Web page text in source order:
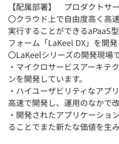
【配属部署】 プロダクトサ
〇クラウド上で自由度高く高
実行することができるaPaaS
フォーム「LaKeel DX」を開発
〇LaKeelシリーズの開発現場で
・マイクロサービスアーキテ
ンを開発しています。
・ハイユーザビリティなアプ
高速で開発し、運用のなかで
・開発されたアプリケーショ
ることでまた新たな価値を生